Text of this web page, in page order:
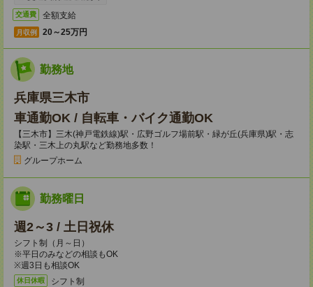
交通費 全額支給
月収例 20～25万円
勤務地
兵庫県三木市
車通勤OK / 自転車・バイク通勤OK
【三木市】三木(神戸電鉄線)駅・広野ゴルフ場前駅・緑が丘(兵庫県)駅・志
染駅・三木上の丸駅など勤務地多数！
グループホーム
勤務曜日
週2～3 / 土日祝休
シフト制（月～日）
※平日のみなどの相談もOK
※週3日も相談OK
休日休暇 シフト制